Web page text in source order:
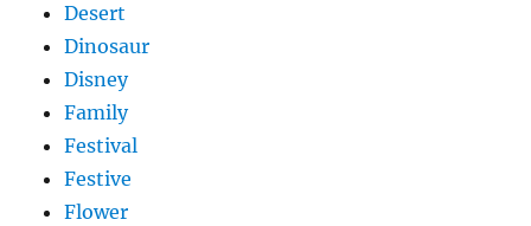
Desert
Dinosaur
Disney
Family
Festival
Festive
Flower